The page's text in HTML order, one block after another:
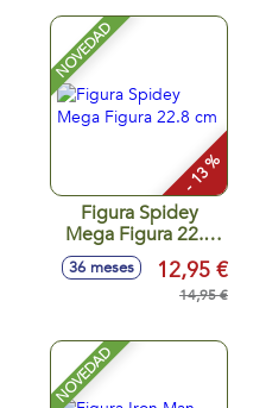
NOVEDAD
- 13 %
Figura Spidey
Mega Figura 22.8
cm
36 meses 12,95 €
14,95 €
NOVEDAD